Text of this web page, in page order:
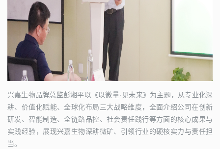
兴嘉生物品牌总监彭湘平以《以微量·见未来》为主题，从专业化深
耕、价值化赋能、全球化布局三大战略维度，全面介绍公司在创新
研发、智能制造、全链路品控、社会责任践行等方面的核心成果与
实践经验，展现兴嘉生物深耕微矿、引领行业的硬核实力与责任担
当。